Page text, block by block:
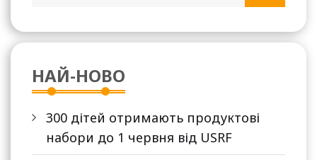
НАЙ-НОВО
300 дітей отримають продуктові
набори до 1 червня від USRF